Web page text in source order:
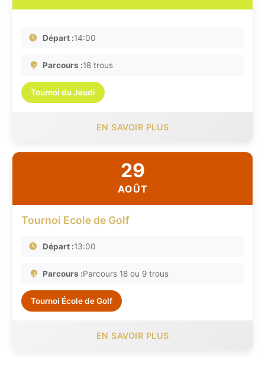
Départ :14:00
Parcours :18 trous
Tournoi du Jeudi
EN SAVOIR PLUS
29
AOÛT
Tournoi Ecole de Golf
Départ :13:00
Parcours :Parcours 18 ou 9 trous
Tournoi École de Golf
EN SAVOIR PLUS